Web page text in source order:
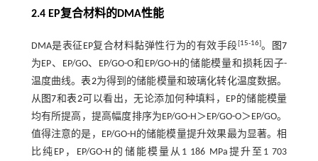
2.4 EP复合材料的DMA性能
DMA是表征EP复合材料黏弹性行为的有效手段[15-16]。
图7
为EP、EP/GO、EP/GO-O和EP/GO-H的储能模量和损耗因子-
温度曲线。表2为得到的储能模量和玻璃化转化温度数据。
从图7和表2可以看出，无论添加何种填料，EP的储能模量
均有所提高，提高幅度排序为EP/GO-H＞EP/GO-O＞EP/GO。
值得注意的是，EP/GO-H的储能模量提升效果最为显著。相
比纯EP，EP/GO-H的储能模量从1 186 MPa提升至1 703